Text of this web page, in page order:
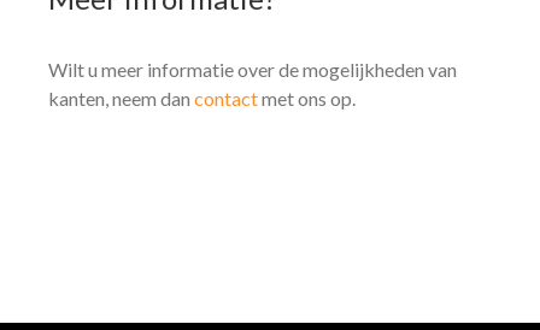
Wilt u meer informatie over de mogelijkheden van
kanten, neem dan contactmet ons op.